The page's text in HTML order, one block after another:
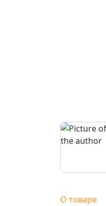
О товаре